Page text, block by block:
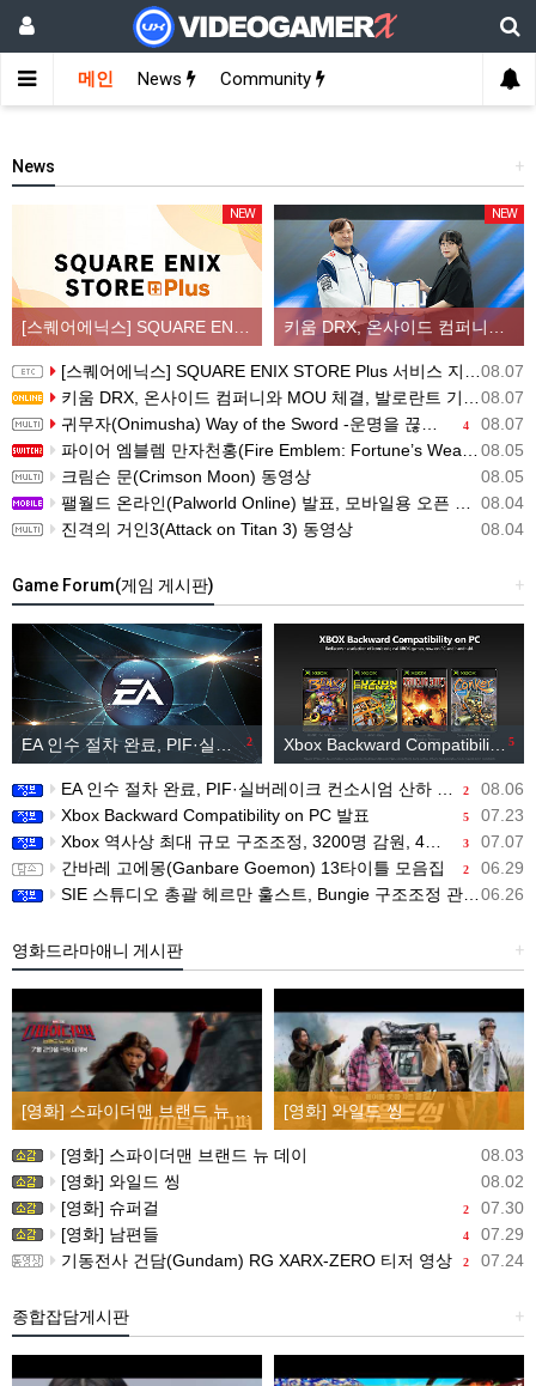
메인 News Community
+
News
NEW NEW
키움 DRX, 온사이드 컴퍼니와 MOU 체결, 발로란트 기반 콘텐츠 생태계 확장
08.07
[스퀘어에닉스] SQUARE ENIX STORE Plus 서비스 지역 확대, 인기 신상품 라인업 순차적 입고
08.07
키움 DRX, 온사이드 컴퍼니와 MOU 체결, 발로란트 기반 콘텐츠 생태계 확장
4 08.07
귀무자(Onimusha) Way of the Sword -운명을 끊는 자 트레일러
08.05
파이어 엠블렘 만자천홍(Fire Emblem: Fortune’s Weave) 스크린샷과 동영상(한국어 자막)
08.05
크림슨 문(Crimson Moon) 동영상
08.04
팰월드 온라인(Palworld Online) 발표, 모바일용 오픈 월드 멀티플레이 생존 크래프트
08.04
진격의 거인3(Attack on Titan 3) 동영상
+
Game Forum(게임 게시판)
2
EA 인수 절차 완료, PIF·실버레이크 컨소시엄 산하 편입 5
Xbox Backward Compatibility on PC 발표
2 08.06
EA 인수 절차 완료, PIF·실버레이크 컨소시엄 산하 편입
5 07.23
Xbox Backward Compatibility on PC 발표
3 07.07
Xbox 역사상 최대 규모 구조조정, 3200명 감원, 4개 스튜디오 분리
2 06.29
간바레 고에몽(Ganbare Goemon) 13타이틀 모음집
06.26
SIE 스튜디오 총괄 헤르만 훌스트, Bungie 구조조정 관련 직원 메시지 공개
+
영화드라마애니 게시판
[영화] 와일드 씽
08.03
[영화] 스파이더맨 브랜드 뉴 데이
08.02
[영화] 와일드 씽
2 07.30
[영화] 슈퍼걸
4 07.29
[영화] 남편들
2 07.24
기동전사 건담(Gundam) RG XARX-ZERO 티저 영상
+
종합잡담게시판